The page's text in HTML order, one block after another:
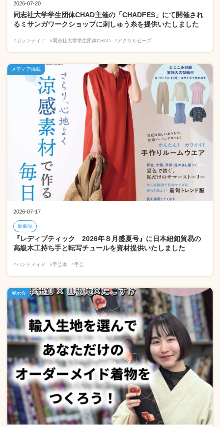
2026-07-20
同志社大学学生団体CHAD主催の「CHADFES」にて開催され
るミサンガワークショップに刺しゅう糸を提供いたしました
#ボランティア #同志社大学学生団体CHAD #アクリルビーズ
2026-07-17
新商品
『レディブティック 2026年８月盛夏号』に日本紐釦貿易の
高級木工持ち手と転写チュールを資材提供いたしました
#ハンドメイド #手芸本 #手芸
メディア掲載
展示会